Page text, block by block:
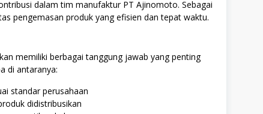
dalam tim manufaktur PT Ajinomoto. Sebagai
pengemasan produk yang efisien dan tepat waktu.
memiliki berbagai tanggung jawab yang penting
di antaranya:
standar perusahaan
didistribusikan